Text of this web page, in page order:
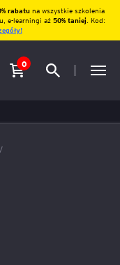
rabatu na wszystkie szkolenia
e-learningi aż 50% taniej. Kod:
0